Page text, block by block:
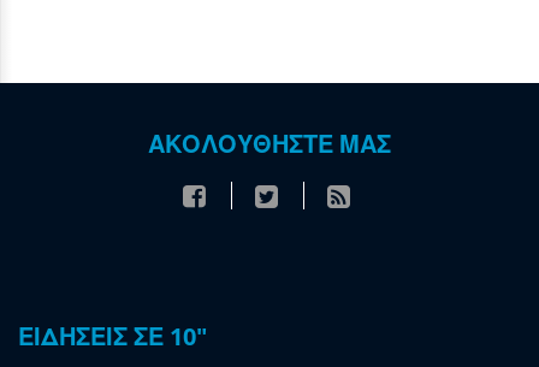
ΑΚΟΛΟΥΘΗΣΤΕ ΜΑΣ
ΕΙΔΗΣΕΙΣ ΣΕ 10"